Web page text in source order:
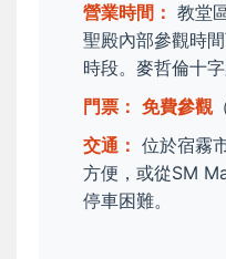
營業時間： 教堂
聖殿內部參觀時
時段。麥哲倫十
門票： 免費參觀
交通： 位於宿霧
方便，或從SM
停車困難。